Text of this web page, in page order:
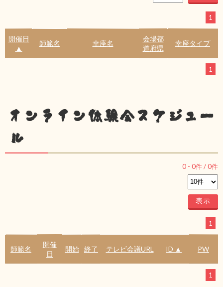
1
開催日
▲
師範名 幸座名
会場都
道府県
幸座タイプ
1
オンライン体験会スケジュー
ル
0 - 0件 /0件
1
師範名
開催
日
開始 終了 テレビ会議URL ID ▲ PW
1